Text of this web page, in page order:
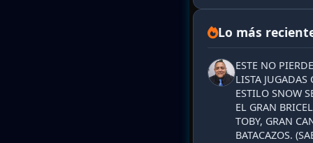
Lo más
ESTE NO
LISTA JUGADAS
ESTILO SNOW
EL GRAN
TOBY, GRAN
BATACAZOS.